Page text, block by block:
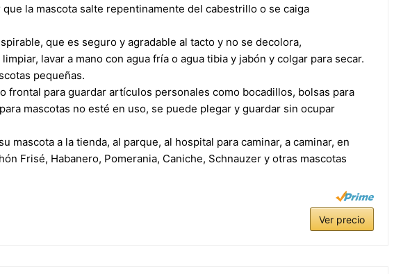
la mascota salte repentinamente del cabestrillo o se caiga
que es seguro y agradable al tacto y no se decolora,
lavar a mano con agua fría o agua tibia y jabón y colgar para secar.
pequeñas.
frontal para guardar artículos personales como bocadillos, bolsas para
mascotas no esté en uso, se puede plegar y guardar sin ocupar
mascota a la tienda, al parque, al hospital para caminar, a caminar, en
Frisé, Habanero, Pomerania, Caniche, Schnauzer y otras mascotas
Ver precio